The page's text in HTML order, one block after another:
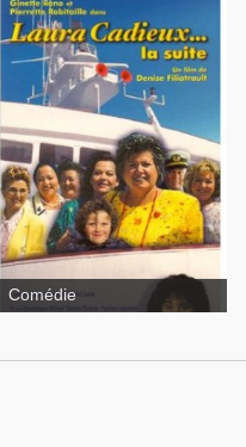
Laura
Cadieux
Comédie